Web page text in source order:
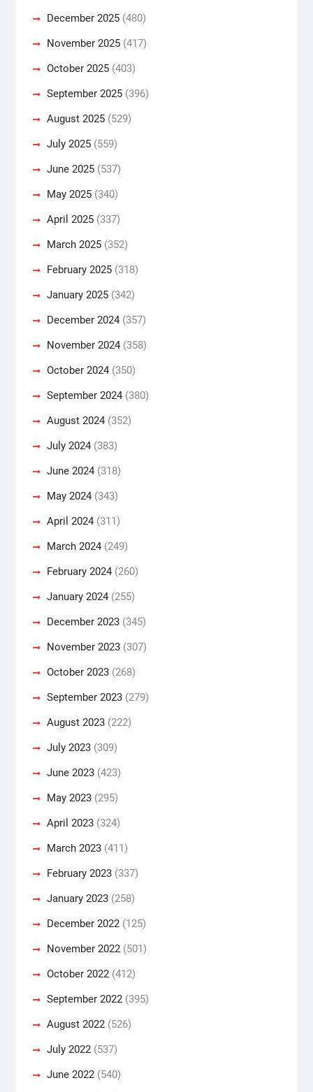
December 2025(480)
November 2025(417)
October 2025(403)
September 2025(396)
August 2025(529)
July 2025(559)
June 2025(537)
May 2025(340)
April 2025(337)
March 2025(352)
February 2025(318)
January 2025(342)
December 2024(357)
November 2024(358)
October 2024(350)
September 2024(380)
August 2024(352)
July 2024(383)
June 2024(318)
May 2024(343)
April 2024(311)
March 2024(249)
February 2024(260)
January 2024(255)
December 2023(345)
November 2023(307)
October 2023(268)
September 2023(279)
August 2023(222)
July 2023(309)
June 2023(423)
May 2023(295)
April 2023(324)
March 2023(411)
February 2023(337)
January 2023(258)
December 2022(125)
November 2022(501)
October 2022(412)
September 2022(395)
August 2022(526)
July 2022(537)
June 2022(540)